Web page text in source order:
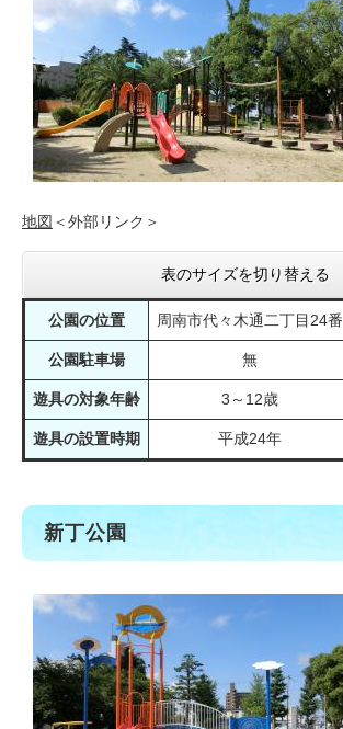
地図 ＜外部リンク＞
表のサイズを切り替える
公園の位置 周南市代々木通二丁目24番
公園駐車場 無
遊具の対象年齢 3～12歳
遊具の設置時期 平成24年
新丁公園